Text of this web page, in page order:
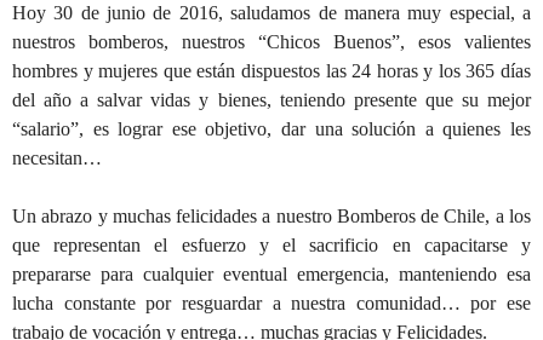
Hoy 30 de junio de 2016, saludamos de manera muy especial, a
nuestros bomberos, nuestros “Chicos Buenos”, esos valientes
hombres y mujeres que están dispuestos las 24 horas y los 365 días
del año a salvar vidas y bienes, teniendo presente que su mejor
“salario”, es lograr ese objetivo, dar una solución a quienes les
necesitan…
Un abrazo y muchas felicidades a nuestro Bomberos de Chile, a los
que representan el esfuerzo y el sacrificio en capacitarse y
prepararse para cualquier eventual emergencia, manteniendo esa
lucha constante por resguardar a nuestra comunidad… por ese
trabajo de vocación y entrega… muchas gracias y Felicidades.